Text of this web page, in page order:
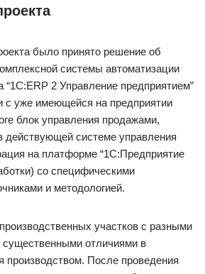
было принято решение об
системы автоматизации
“1С:ERP 2 Управление предприятием”
с уже имеющейся на предприятии
блок управления продажами,
действующей системе управления
на платформе “1С:Предприятие
со специфическими
и методологией.
участков с разными
существенными отличиями в
производством. После проведения